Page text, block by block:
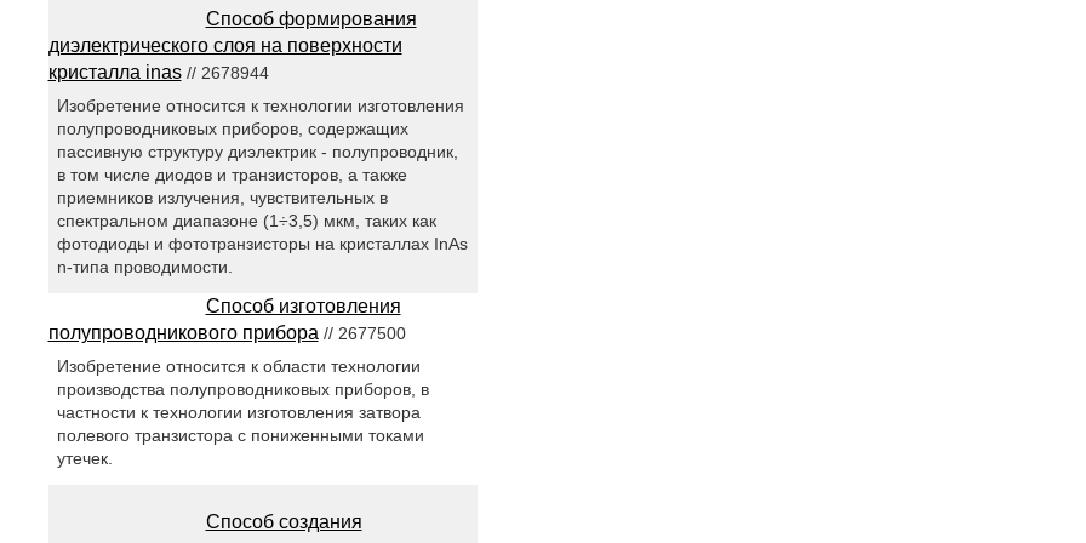
Способ формирования
диэлектрического слоя на поверхности
кристалла inas// 2678944
Изобретение относится к технологии изготовления
полупроводниковых приборов, содержащих
пассивную структуру диэлектрик - полупроводник,
в том числе диодов и транзисторов, а также
приемников излучения, чувствительных в
спектральном диапазоне (1÷3,5) мкм, таких как
фотодиоды и фототранзисторы на кристаллах InAs
n-типа проводимости.
Способ изготовления
полупроводникового прибора // 2677500
Изобретение относится к области технологии
производства полупроводниковых приборов, в
частности к технологии изготовления затвора
полевого транзистора с пониженными токами
утечек.
Способ создания